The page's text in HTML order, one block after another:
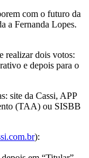
com o futuro da
a Fernanda Lopes.
realizar dois votos:
e depois para o
site da Cassi, APP
(TAA) ou SISBB
):